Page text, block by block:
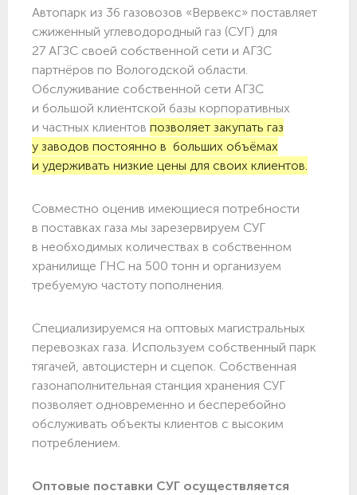
Автопарк из 36 газовозов «Вервекс» поставляет
сжиженный углеводородный газ (СУГ) для
27 АГЗС своей собственной сети и АГЗС
партнёров по Вологодской области.
Обслуживание собственной сети АГЗС
и большой клиентской базы корпоративных
и частных клиентов позволяет закупать газ
у заводов постоянно в больших объёмах
и удерживать низкие цены для своих клиентов.
Совместно оценив имеющиеся потребности
в поставках газа мы зарезервируем СУГ
в необходимых количествах в собственном
хранилище ГНС на 500 тонн и организуем
требуемую частоту пополнения.
Специализируемся на оптовых магистральных
перевозках газа. Используем собственный парк
тягачей, автоцистерн и сцепок. Собственная
газонаполнительная станция хранения СУГ
позволяет одновременно и бесперебойно
обслуживать объекты клиентов с высоким
потреблением.
Оптовые поставки СУГ осуществляется